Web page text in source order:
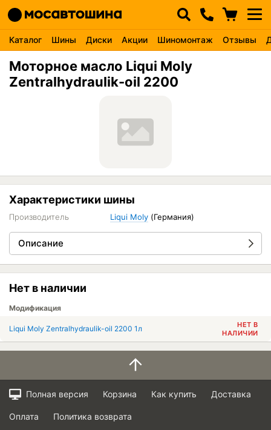
Каталог Шины Диски Акции Шиномонтаж Отзывы
Моторное масло Liqui Moly
Zentralhydraulik-oil 2200
Характеристики шины
Производитель Liqui Moly (Германия)
Описание
Нет в наличии
Модификация
Liqui Moly Zentralhydraulik-oil 2200 1л
НЕТ В
НАЛИЧИИ
Полная версия Корзина Как купить Доставка
Оплата Политика возврата